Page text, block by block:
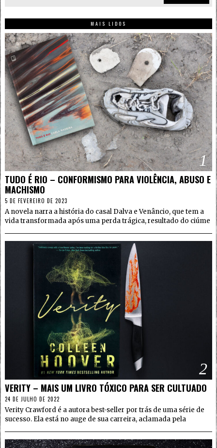
MAIS LIDOS
1
TUDO É RIO – CONFORMISMO PARA VIOLÊNCIA, ABUSO E
MACHISMO
5 DE FEVEREIRO DE 2023
A novela narra a história do casal Dalva e Venâncio, que tem a
vida transformada após uma perda trágica, resultado do ciúme
2
VERITY – MAIS UM LIVRO TÓXICO PARA SER CULTUADO
24 DE JULHO DE 2022
Verity Crawford é a autora best-seller por trás de uma série de
sucesso. Ela está no auge de sua carreira, aclamada pela